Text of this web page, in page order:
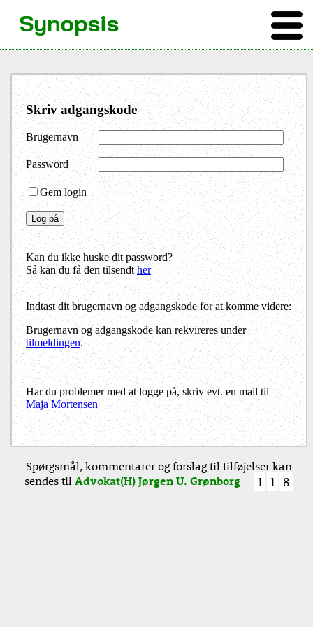
Skriv adgangskode
Brugernavn
Password
Gem login
Kan du ikke huske dit password?
Så kan du få den tilsendther
Indtast dit brugernavn og adgangskode for at komme videre:
Brugernavn og adgangskode kan rekvireres under
tilmeldingen.
Har du problemer med at logge på, skriv evt. en mail til
Maja Mortensen
Synopsis
Spørgsmål, kommentarer og forslag til tilføjelser kan
sendes tilAdvokat(H) Jørgen U. Grønborg 1 1 8